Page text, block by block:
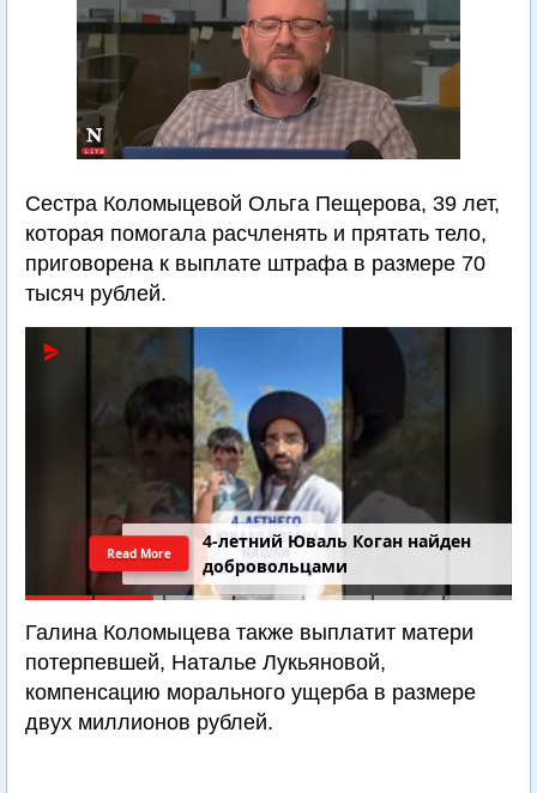
Сестра Коломыцевой Ольга Пещерова, 39 лет,
которая помогала расчленять и прятать тело,
приговорена к выплате штрафа в размере 70
тысяч рублей.
4-летний Юваль Коган найден
добровольцами
Read More
Галина Коломыцева также выплатит матери
потерпевшей, Наталье Лукьяновой,
компенсацию морального ущерба в размере
двух миллионов рублей.